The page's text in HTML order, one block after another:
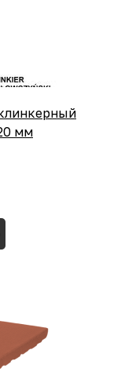
мм